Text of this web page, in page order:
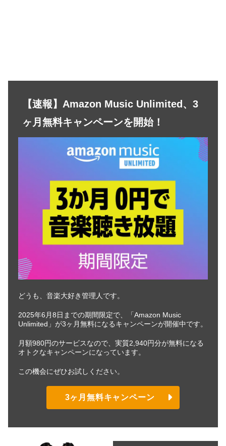
【速報】Amazon Music Unlimited、3
ヶ月無料キャンペーンを開始！
どうも、音楽大好き管理人です。
2025年6月8日までの期間限定で、「Amazon Music
Unlimited」が3ヶ月無料になるキャンペーンが開催中です。
月額980円のサービスなので、実質2,940円分が無料になる
オトクなキャンペーンになっています。
この機会にぜひお試しください。
3ヶ月無料キャンペーン